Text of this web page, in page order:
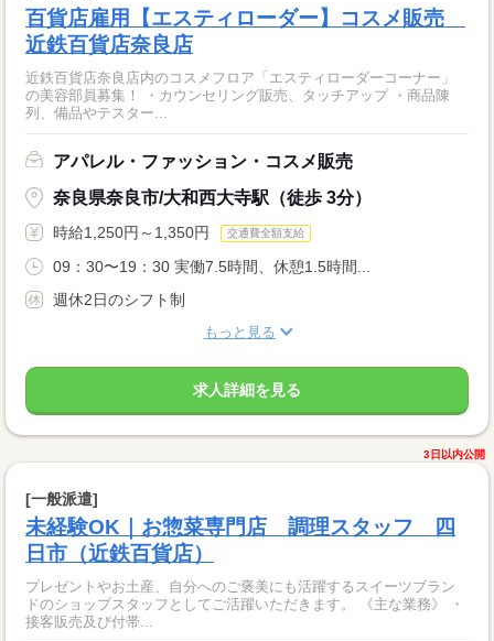
百貨店雇用【エスティローダー】コスメ販売
近鉄百貨店奈良店
近鉄百貨店奈良店内のコスメフロア「エスティローダーコーナー」
の美容部員募集！ ・カウンセリング販売、タッチアップ ・商品陳
列、備品やテスター...
アパレル・ファッション・コスメ販売
奈良県奈良市/大和西大寺駅（徒歩 3分）
時給1,250円～1,350円 交通費全額支給
09：30〜19：30 実働7.5時間、休憩1.5時間...
週休2日のシフト制
もっと見る
求人詳細を見る
3日以内公開
[一般派遣]
未経験OK｜お惣菜専門店 調理スタッフ 四
日市（近鉄百貨店）
プレゼントやお土産、自分へのご褒美にも活躍するスイーツブラン
ドのショップスタッフとしてご活躍いただきます。 《主な業務》 ・
接客販売及び付帯...